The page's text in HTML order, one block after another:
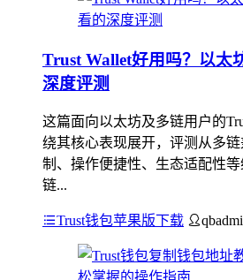
Trust Wallet好用吗？以太
深度评测
这篇面向以太坊及多链用户的
绕其核心表现展开，评测从多
制、操作便捷性、生态适配性
链...
Trust钱包苹果版下载